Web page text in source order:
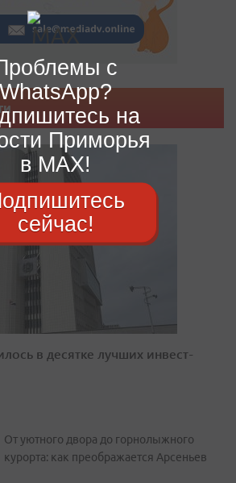
в десятке лучших инвест-
От уютного двора до горнолыжного
курорта: как преображается Арсеньев
с
WhatsApp?
на
Приморья
в MAX!
сейчас!